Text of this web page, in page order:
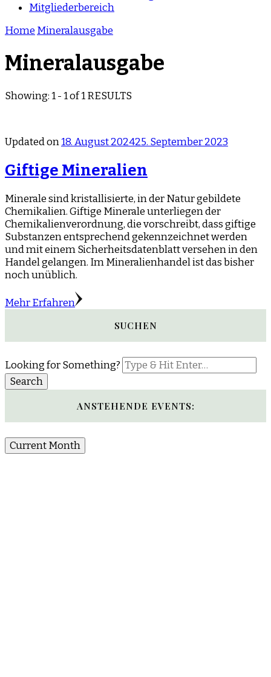
Mitgliederbereich
Home Mineralausgabe
Mineralausgabe
Showing: 1 - 1 of 1 RESULTS
Updated on18. August 202425. September 2023
Giftige Mineralien
Minerale sind kristallisierte, in der Natur gebildete
Chemikalien. Giftige Minerale unterliegen der
Chemikalienverordnung, die vorschreibt, dass giftige
Substanzen entsprechend gekennzeichnet werden
und mit einem Sicherheitsdatenblatt versehen in den
Handel gelangen. Im Mineralienhandel ist das bisher
noch unüblich.
Mehr Erfahren
SUCHEN
Looking for Something?
ANSTEHENDE EVENTS:
Current Month